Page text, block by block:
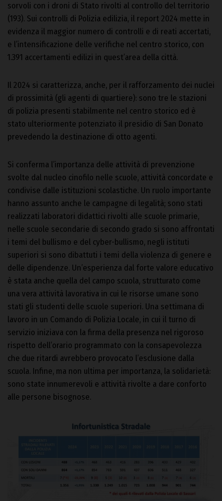
sorvoli con i droni di Stato rivolti al controllo del territorio
(193). Sui controlli di Polizia edilizia, il report 2024 mette in
evidenza il maggior numero di controlli e di reati accertati,
e l’intensificazione delle verifiche nel centro storico, con
1.391 accertamenti edilizi in quest’area della città.
Il 2024 si caratterizza, anche, per il rafforzamento dei nuclei
di prossimità (gli agenti di quartiere): sono tre le stazioni
di polizia presenti stabilmente nel centro storico ed è
stato ulteriormente potenziato il presidio di San Donato
prevedendo la destinazione di otto agenti.
Si conferma l’importanza delle attività di prevenzione
svolte dal nucleo cinofilo nelle scuole, attività concordate e
condivise dalle istituzioni scolastiche. Un ruolo importante
hanno assunto anche le campagne di legalità; sono stati
realizzati laboratori didattici rivolti alle scuole primarie,
nelle scuole secondarie di secondo grado si sono affrontati
i temi del bullismo e del cyber-bullismo, negli istituti
superiori si sono dibattuti i temi della violenza di genere e
delle dipendenze. Un’esperienza dal forte valore educativo
è stata anche quella del campo scuola, strutturato come
una vera attività lavorativa in cui le risorse umane sono
stati gli studenti delle scuole superiori. Una settimana di
lavoro in un Comando di Polizia Locale, in cui il turno di
servizio iniziava con la firma della presenza nel rigoroso
rispetto dell’orario programmato con la consapevolezza
che due ritardi avrebbero provocato l’esclusione dalla
scuola. Infine, ma non ultima per importanza, la solidarietà:
sono state innumerevoli e attività rivolte a dare conforto
alle persone bisognose.